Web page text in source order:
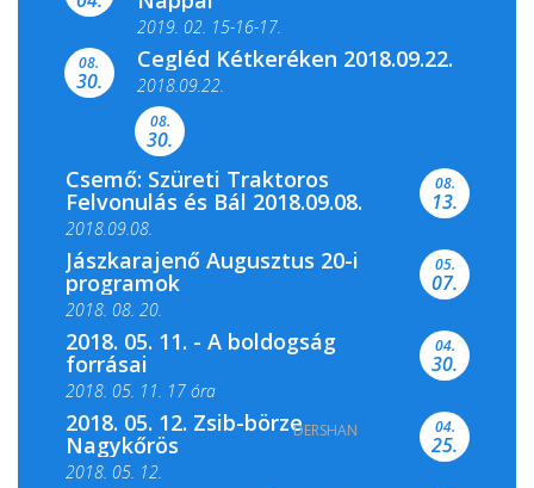
2019. 02. 15-16-17.
Színes és tartalmas programokkal várja a
Csemői Községi Könyvtár és...
08.
30.
Cegléd Kétkeréken 2018.09.22.
2018.09.22.
08.
30.
Csemő: Szüreti Traktoros
Felvonulás és Bál 2018.09.08.
2018.09.08.
08.
13.
Jászkarajenő Augusztus 20-i
programok
2018. 08. 20.
05.
07.
2018. 05. 11. - A boldogság
forrásai
2018. 05. 11. 17 óra
2018. 05. 11. 19 óra
04.
30.
2018. 05. 12. Zsib-börze
Nagykőrös
2018. 05. 12.
04.
25.
DERSHAN